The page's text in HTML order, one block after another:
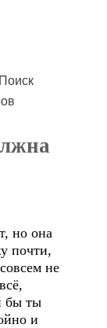
Поиск
но она
почти,
не
бы ты
и